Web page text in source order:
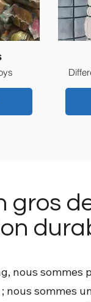
gros
nous sommes
nous sommes